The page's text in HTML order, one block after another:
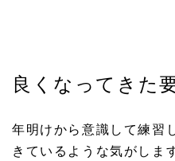
良くなってきた
年明けから意識して練習
きているような気がします